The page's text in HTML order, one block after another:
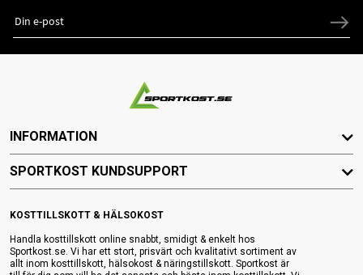
KOSTTILLSKOTT & HÄLSOKOST
Handla kosttillskott online snabbt, smidigt & enkelt hos
Sportkost.se. Vi har ett stort, prisvärt och kvalitativt sortiment av
allt inom kosttillskott, hälsokost & näringstillskott. Sportkost är
INFORMATION
SPORTKOST KUNDSUPPORT